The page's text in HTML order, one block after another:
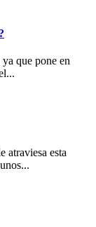
que pone en
atraviesa esta